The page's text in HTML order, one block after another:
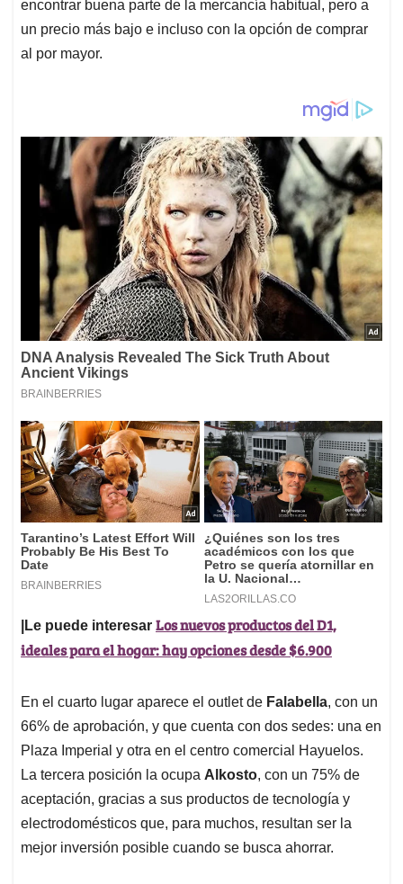
encontrar buena parte de la mercancía habitual, pero a
un precio más bajo e incluso con la opción de comprar
al por mayor.
|Le puede interesar Los nuevos productos del D1,
ideales para el hogar: hay opciones desde $6.900
En el cuarto lugar aparece el outlet de Falabella, con un
66% de aprobación, y que cuenta con dos sedes: una en
Plaza Imperial y otra en el centro comercial Hayuelos.
La tercera posición la ocupa Alkosto, con un 75% de
aceptación, gracias a sus productos de tecnología y
electrodomésticos que, para muchos, resultan ser la
mejor inversión posible cuando se busca ahorrar.